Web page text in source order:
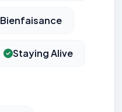
Bienfaisance
Staying Alive